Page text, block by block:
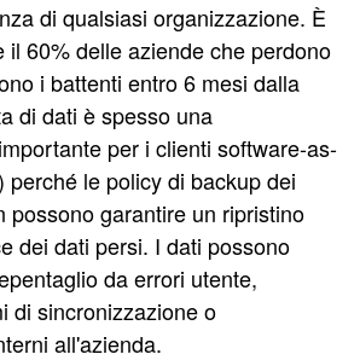
di qualsiasi organizzazione. È
il 60% delle aziende che perdono
i battenti entro 6 mesi dalla
di dati è spesso una
per i clienti software-as-
perché le policy di backup dei
possono garantire un ripristino
dei dati persi. I dati possono
da errori utente,
di sincronizzazione o
all'azienda.